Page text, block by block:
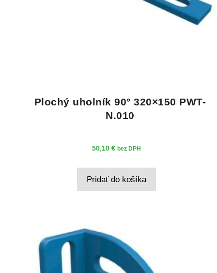
Plochý uholník 90° 320×150 PWT-
N.010
50,10 € bez DPH
Pridať do košíka